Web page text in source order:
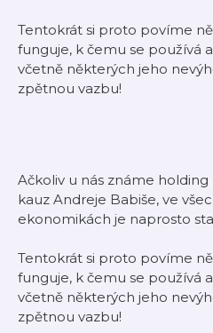
Tentokrát si proto povíme
funguje, k čemu se používá
včetně některých jeho
zpětnou vazbu!
Ačkoliv u nás známe
kauz Andreje Babiše, ve
ekonomikách je naprosto
Tentokrát si proto povíme
funguje, k čemu se používá
včetně některých jeho
zpětnou vazbu!